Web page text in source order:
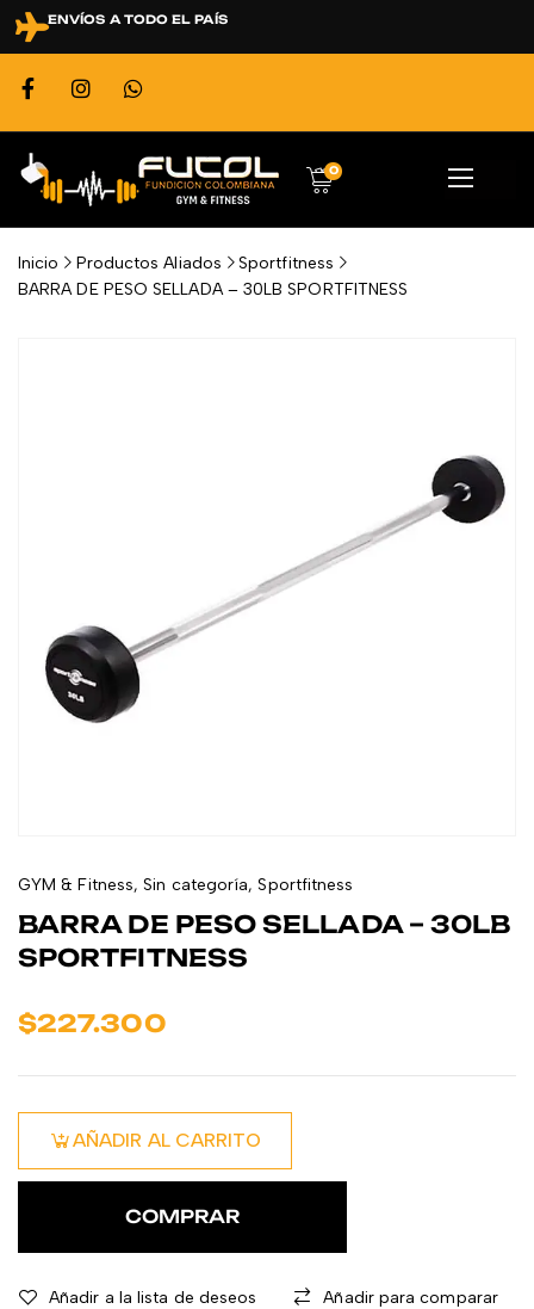
ENVÍOS A TODO EL PAÍS
0
Inicio Productos Aliados
Sportfitness
BARRA DE PESO SELLADA – 30LB SPORTFITNESS
GYM & Fitness,Sin categoría,Sportfitness
BARRA DE PESO SELLADA – 30LB
SPORTFITNESS
$227.300
AÑADIR AL CARRITO
COMPRAR
Añadir a la lista de deseos Añadir para comparar